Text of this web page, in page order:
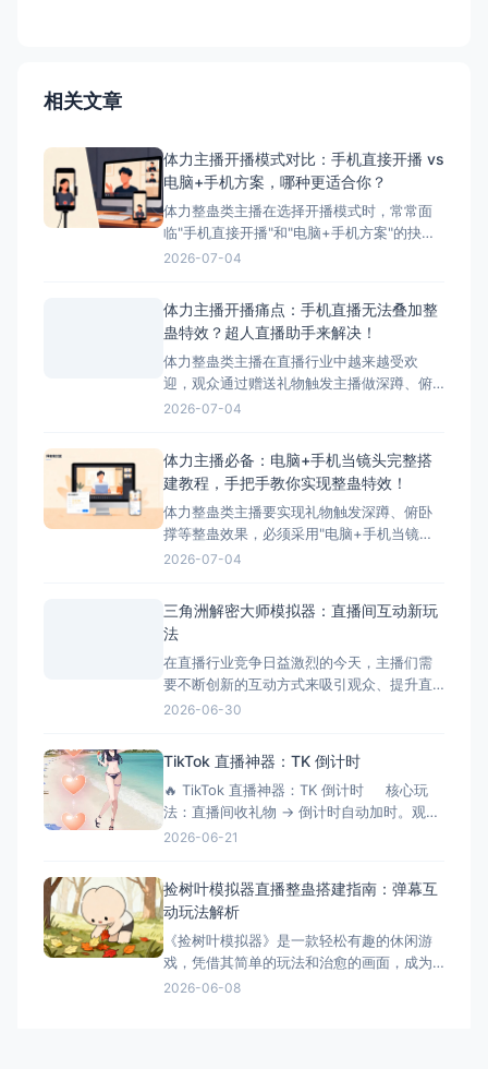
相关文章
体力主播开播模式对比：手机直接开播 vs
电脑+手机方案，哪种更适合你？
体力整蛊类主播在选择开播模式时，常常面
临"手机直接开播"和"电脑+手机方案"的抉
择。本文将详细对比这两种模式的优缺点，
播模式简介 ### 模式一：手机直接开播 这
是最简单、最常用的开播方式，主播直接使
2026-07-04
体力主播开播痛点：手机直播无法叠加整
蛊特效？超人直播助手来解决！
体力整蛊类主播在直播行业中越来越受欢
迎，观众通过赠送礼物触发主播做深蹲、俯
卧撑等体力动作，互动性极强。然而，这类
析这一痛点，并为您提供完美解决方案——
超人直播助手。 &nbsp; ## 体力主播面临的
核心痛点 &nbs
2026-07-04
体力主播必备：电脑+手机当镜头完整搭
建教程，手把手教你实现整蛊特效！
体力整蛊类主播要实现礼物触发深蹲、俯卧
撑等整蛊效果，必须采用"电脑+手机当镜
头"的组合方案。本文将手把手教您完成整个
系统，配置建议：Intel i5以上处理器、8GB
2026-07-04
三角洲解密大师模拟器：直播间互动新玩
法
在直播行业竞争日益激烈的今天，主播们需
要不断创新的互动方式来吸引观众、提升直
播间氛围。三角洲解密大师模拟器作为一款
能够增加直播的趣味性，还能有效延长观众
停留时间，提升直播间的活跃度和收益。 什
么是三角洲解密大师模拟器？
2026-06-30
TikTok 直播神器：TK 倒计时
🔥 TikTok 直播神器：TK 倒计时 核心玩
法：直播间收礼物 → 倒计时自动加时。观众
刷得越猛，直播/挑战时间越长！完美适配
TikTok 直
2026-06-21
捡树叶模拟器直播整蛊搭建指南：弹幕互
动玩法解析
《捡树叶模拟器》是一款轻松有趣的休闲游
戏，凭借其简单的玩法和治愈的画面，成为
了直播整蛊玩法的新选择。今天就来详细介
2026-06-08